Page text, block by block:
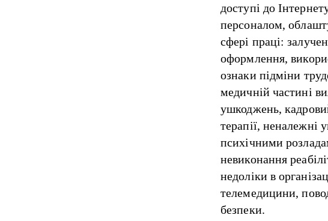
доступі до
персоналом,
сфері праці:
оформлення,
ознаки підміни
медичній частині
ушкоджень,
терапії, неналежні
психічними
невиконання
недоліки в
телемедицини,
безпеки.